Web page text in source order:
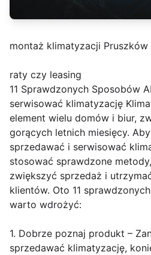
montaż klimatyzacji Pruszków
raty czy leasing
11 Sprawdzonych Sposobów
serwisować klimatyzację
element wielu domów i biur,
gorących letnich miesięcy.
sprzedawać i serwisować
stosować sprawdzone
zwiększyć sprzedaż i
klientów. Oto 11
warto wdrożyć:
1. Dobrze poznaj produkt –
sprzedawać klimatyzację,